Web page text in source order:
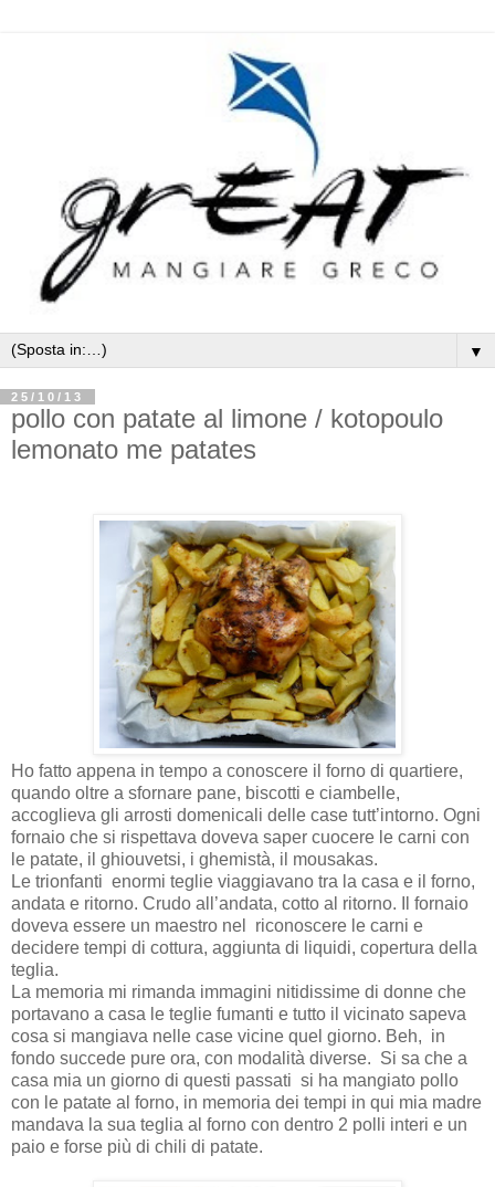
▼
25/10/13
pollo con patate al limone / kotopoulo
lemonato me patates
Ho fatto appena in tempo a conoscere il forno di quartiere,
quando oltre a sfornare pane, biscotti e ciambelle,
accoglieva gli arrosti domenicali delle case tutt’intorno. Ogni
fornaio che si rispettava doveva saper cuocere le carni con
le patate, il ghiouvetsi, i ghemistà, il mousakas.
Le trionfanti enormi teglie viaggiavano tra la casa e il forno,
andata e ritorno. Crudo all’andata, cotto al ritorno. Il fornaio
doveva essere un maestro nel riconoscere le carni e
decidere tempi di cottura, aggiunta di liquidi, copertura della
teglia.
La memoria mi rimanda immagini nitidissime di donne che
portavano a casa le teglie fumanti e tutto il vicinato sapeva
cosa si mangiava nelle case vicine quel giorno. Beh, in
fondo succede pure ora, con modalità diverse. Si sa che a
casa mia un giorno di questi passati si ha mangiato pollo
con le patate al forno, in memoria dei tempi in qui mia madre
mandava la sua teglia al forno con dentro 2 polli interi e un
paio e forse più di chili di patate.